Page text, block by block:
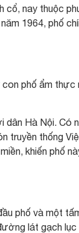
nay thuộc
1964, phố
phố ẩm thực
Hà Nội. Có
truyền thống
khiến phố
phố và một
lát gạch lục